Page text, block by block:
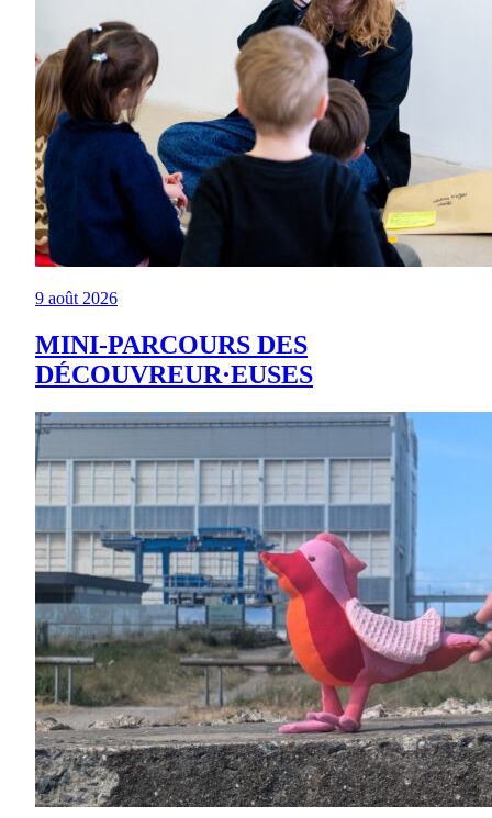
9 août 2026
MINI-PARCOURS DES
DÉCOUVREUR·EUSES